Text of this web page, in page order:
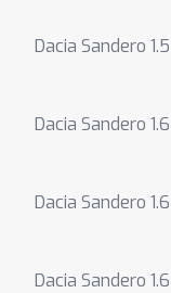
Dacia Sandero
Dacia Sandero
Dacia Sandero
Dacia Sandero